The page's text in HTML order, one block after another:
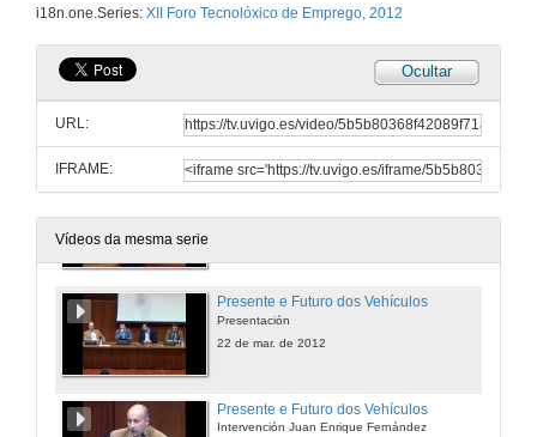
i18n.one.Series: XII Foro Tecnolóxico de Emprego, 2012
Ocultar
URL:
IFRAME:
Vídeos da mesma serie
21 de mar. de 2012
21 de mar. de 2012
Oferta de Emprego das Forzas.
Presente e Futuro dos Vehículos
Presentación
22 de mar. de 2012
Presente e Futuro dos Vehículos
Intervención Juan Enrique Fernández